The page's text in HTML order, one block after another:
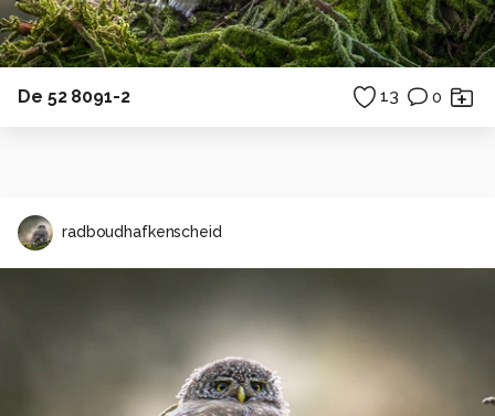
De 52 8091-2 13 0
radboudhafkenscheid